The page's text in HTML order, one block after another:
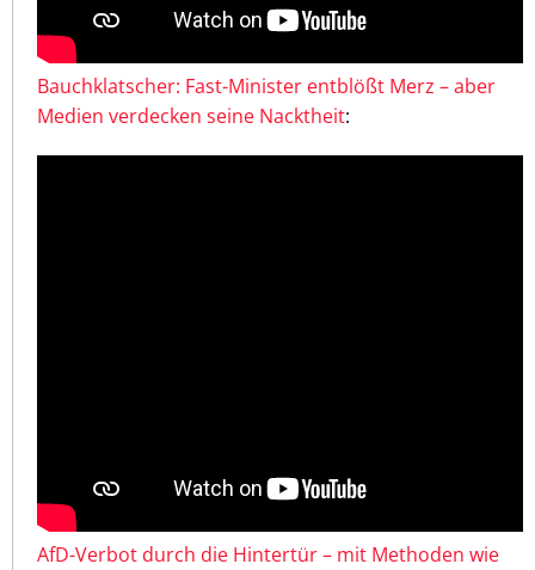
Bauchklatscher: Fast-Minister entblößt Merz – aber
Medien verdecken seine Nacktheit:
AfD-Verbot durch die Hintertür – mit Methoden wie